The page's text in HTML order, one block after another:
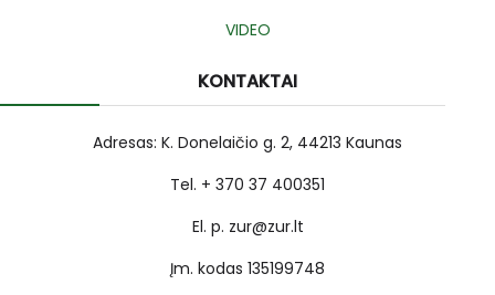
VIDEO
KONTAKTAI
Adresas: K. Donelaičio g. 2, 44213 Kaunas
Tel. + 370 37 400351
El. p. zur@zur.lt
Įm. kodas 135199748